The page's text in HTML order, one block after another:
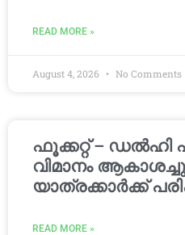
READ MORE »
August 4, 2026 No Comments
ഫൂക്കറ്റ് –
വിമാനം
യാത്രക്കാര്‍ക്ക്
READ MORE »